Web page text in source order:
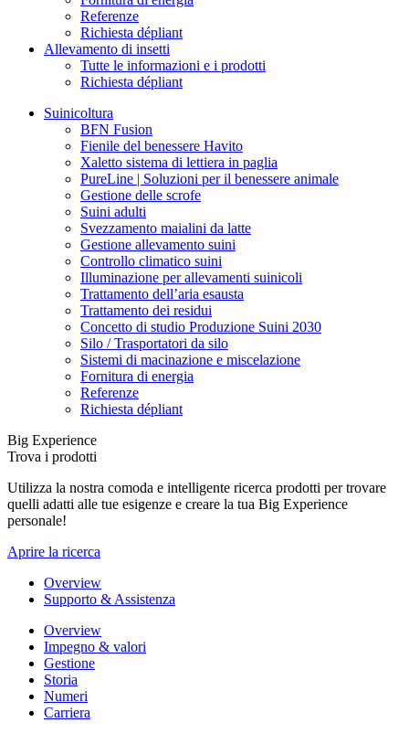
Referenze
Richiesta dépliant
Allevamento di insetti
Tutte le informazioni e i prodotti
Richiesta dépliant
Suinicoltura
BFN Fusion
Fienile del benessere Havito
Xaletto sistema di lettiera in paglia
PureLine | Soluzioni per il benessere animale
Gestione delle scrofe
Suini adulti
Svezzamento maialini da latte
Gestione allevamento suini
Controllo climatico suini
Illuminazione per allevamenti suinicoli
Trattamento dell’aria esausta
Trattamento dei residui
Concetto di studio Produzione Suini 2030
Silo / Trasportatori da silo
Sistemi di macinazione e miscelazione
Fornitura di energia
Referenze
Richiesta dépliant
Big Experience
Trova i prodotti
Utilizza la nostra comoda e intelligente ricerca prodotti per trovare
quelli adatti alle tue esigenze e creare la tua Big Experience
personale!
Aprire la ricerca
Overview
Supporto & Assistenza
Overview
Impegno & valori
Gestione
Storia
Numeri
Carriera